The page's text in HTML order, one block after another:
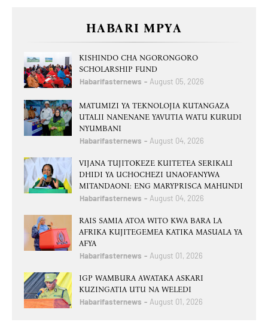
HABARI MPYA
KISHINDO CHA NGORONGORO
SCHOLARSHIP FUND
Habarifasternews August 05, 2026
MATUMIZI YA TEKNOLOJIA KUTANGAZA
UTALII NANENANE YAVUTIA WATU KURUDI
NYUMBANI
Habarifasternews August 04, 2026
VIJANA TUJITOKEZE KUITETEA SERIKALI
DHIDI YA UCHOCHEZI UNAOFANYWA
MITANDAONI: ENG MARYPRISCA MAHUNDI
Habarifasternews August 04, 2026
RAIS SAMIA ATOA WITO KWA BARA LA
AFRIKA KUJITEGEMEA KATIKA MASUALA YA
AFYA
Habarifasternews August 01, 2026
IGP WAMBURA AWATAKA ASKARI
KUZINGATIA UTU NA WELEDI
Habarifasternews August 01, 2026